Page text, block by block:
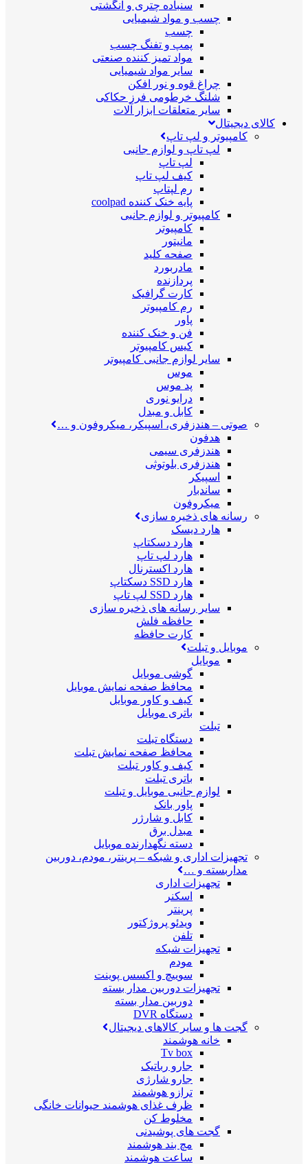
سنباده چتری و انگشتی
چسب و مواد شیمیایی
چسب
پمپ و تفنگ چسب
مواد تمیز کننده صنعتی
سایر مواد شیمیایی
چراغ قوه و نور افکن
شلنگ خرطومی فرز حکاکی
سایر متعلقات ابزار آلات
کالای دیجیتال
کامپیوتر و لپ تاپ
لپ تاپ و لوازم جانبی
لپ تاپ
کیف لپ تاپ
رم لپتاپ
پایه خنک کننده coolpad
کامپیوتر و لوازم جانبی
کامپیوتر
مانیتور
صفحه کلید
مادربورد
پردازنده
کارت گرافیک
رم کامپیوتر
پاور
فن و خنک کننده
کیس کامپیوتر
سایر لوازم جانبی کامپیوتر
موس
پد موس
درایو نوری
کابل و مبدل
صوتی – هندزفری، اسپیکر، میکروفون و …
هدفون
هندزفری سیمی
هندزفری بلوتوثی
اسپیکر
ساندبار
میکروفون
رسانه های ذخیره سازی
هارد دیسک
هارد دسکتاپ
هارد لپ تاپ
هارد اکسترنال
هارد SSD دسکتاپ
هارد SSD لپ تاپ
سایر رسانه های ذخیره سازی
حافظه فلش
کارت حافظه
موبایل و تبلت
موبایل
گوشی موبایل
محافظ صفحه نمایش موبایل
کیف و کاور موبایل
باتری موبایل
تبلت
دستگاه تبلت
محافظ صفحه نمایش تبلت
کیف و کاور تبلت
باتری تبلت
لوازم جانبی موبایل و تبلت
پاور بانک
کابل و شارژر
مبدل برق
دسته نگهدارنده موبایل
تجهیزات اداری و شبکه – پرینتر، مودم، دوربین
مداربسته و …
تجهیزات اداری
اسکنر
پرینتر
ویدئو پروژکتور
تلفن
تجهیزات شبکه
مودم
سوییچ و اکسس پوینت
تجهیزات دوربین مدار بسته
دوربین مدار بسته
دستگاه DVR
گجت ها و سایر کالاهای دیجیتال
خانه هوشمند
Tv box
جارو رباتیک
جارو شارژی
ترازو هوشمند
ظرف غذای هوشمند حیوانات خانگی
مخلوط کن
گجت های پوشیدنی
مچ بند هوشمند
ساعت هوشمند